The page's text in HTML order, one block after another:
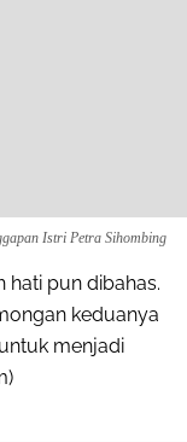
Istri Petra Sihombing
hati pun dibahas.
keduanya
menjadi